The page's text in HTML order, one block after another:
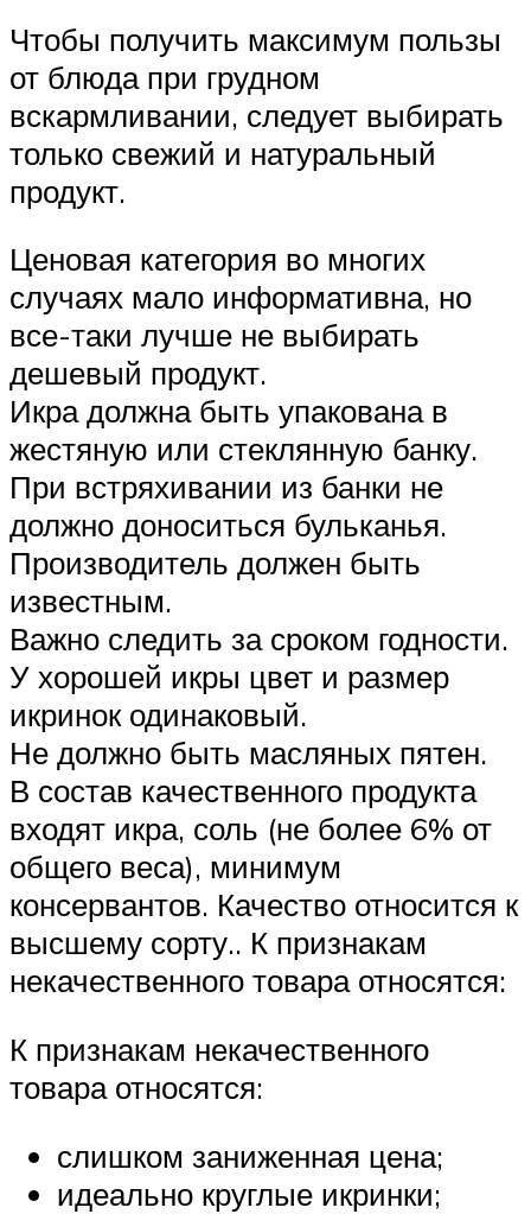
Чтобы получить максимум пользы
от блюда при грудном
вскармливании, следует выбирать
только свежий и натуральный
продукт.
Ценовая категория во многих
случаях мало информативна, но
все-таки лучше не выбирать
дешевый продукт.
Икра должна быть упакована в
жестяную или стеклянную банку.
При встряхивании из банки не
должно доноситься бульканья.
Производитель должен быть
известным.
Важно следить за сроком годности.
У хорошей икры цвет и размер
икринок одинаковый.
Не должно быть масляных пятен.
В состав качественного продукта
входят икра, соль (не более 6% от
общего веса), минимум
консервантов. Качество относится к
высшему сорту.. К признакам
некачественного товара относятся:
К признакам некачественного
товара относятся:
слишком заниженная цена;
идеально круглые икринки;